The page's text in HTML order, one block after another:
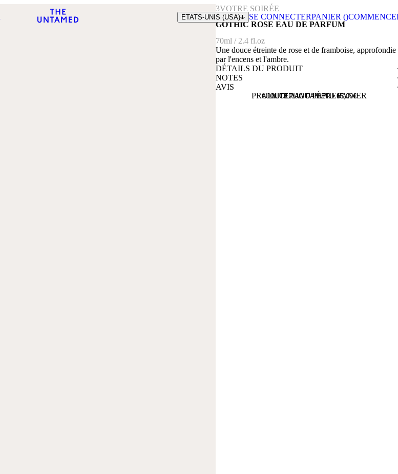
ETATS-UNIS (USA) SE CONNECTERPANIER ()
3VOTRE SOIRÉE
GOTHIC ROSE EAU DE PARFUM
70ml / 2.4 fl.oz
Une douce étreinte de rose et de framboise, approfondie
par l'encens et l'ambre.
DÉTAILS DU PRODUIT
NOTES
AVIS
AJOUTER AU PANIER -65,00€
AJOUT AU PANIER...
PRODUIT AJOUTÉ AU PANIER